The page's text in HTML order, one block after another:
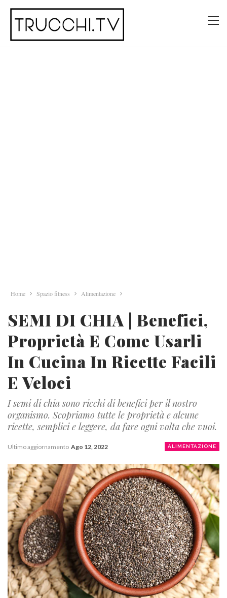
Home Spazio fitness Alimentazione
SEMI DI CHIA | Benefici,
Proprietà E Come Usarli
In Cucina In Ricette Facili
E Veloci
I semi di chia sono ricchi di benefici per il nostro
organismo. Scopriamo tutte le proprietà e alcune
ricette, semplici e leggere, da fare ogni volta che vuoi.
ALIMENTAZIONE
Ultimo aggiornamento Ago 12, 2022